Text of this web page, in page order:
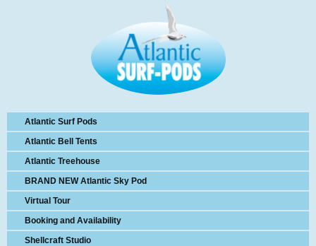
Atlantic Surf Pods
Atlantic Bell Tents
Atlantic Treehouse
BRAND NEW Atlantic Sky Pod
Virtual Tour
Booking and Availability
Shellcraft Studio